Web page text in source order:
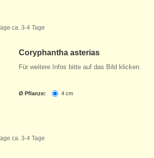
ca. 3-4 Tage
Coryphantha asterias
Für weitere Infos bitte auf das Bild klicken.
Ø Pflanze: 4 cm
ca. 3-4 Tage